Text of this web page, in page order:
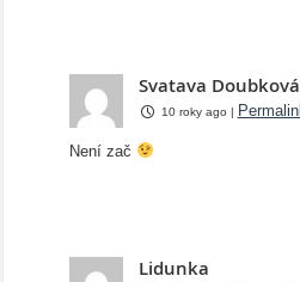
Svatava Doubková
10 roky ago |
Není zač
Lidunka